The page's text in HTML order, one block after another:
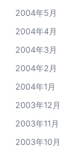
2004年5月
2004年4月
2004年3月
2004年2月
2004年1月
2003年12月
2003年11月
2003年10月